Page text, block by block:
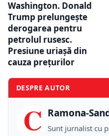
Washington. Donald
Trump prelungește
derogarea pentru
petrolul rusesc.
Presiune uriașă din
cauza prețurilor
DESPRE AUTOR
C Ramona-
Sunt jurnalist cu